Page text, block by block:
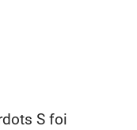
S foi